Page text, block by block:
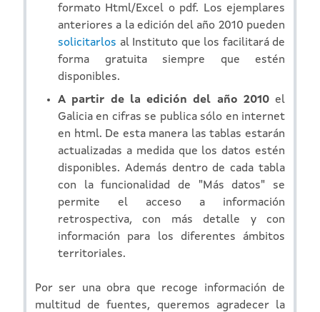
formato Html/Excel o pdf. Los ejemplares
anteriores a la edición del año 2010 pueden
solicitarlos al Instituto que los facilitará de
forma gratuita siempre que estén
disponibles.
A partir de la edición del año 2010el
Galicia en cifras se publica sólo en internet
en html. De esta manera las tablas estarán
actualizadas a medida que los datos estén
disponibles. Además dentro de cada tabla
con la funcionalidad de "Más datos" se
permite el acceso a información
retrospectiva, con más detalle y con
información para los diferentes ámbitos
territoriales.
Por ser una obra que recoge información de
multitud de fuentes, queremos agradecer la